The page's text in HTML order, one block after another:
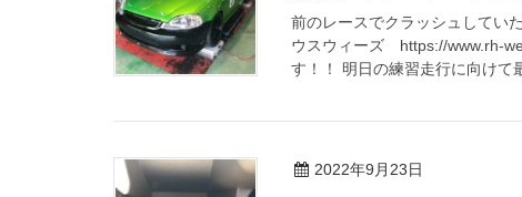
前のレースでクラッシュしてい
ウスウィーズ https://www.rh-
す！！ 明日の練習走行に向けて
2022年9月23日